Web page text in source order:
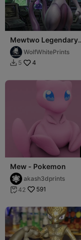
Mewtwo Legendary
Pokémon
WolfWhitePrints
 5 4
Mew - Pokemon
akash3dprints
 42 591